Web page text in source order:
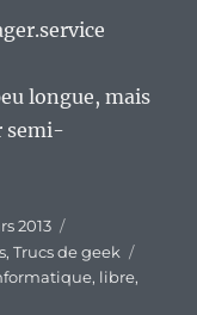
longue, mais
semi-
2013
,Trucs de geek
, libre,